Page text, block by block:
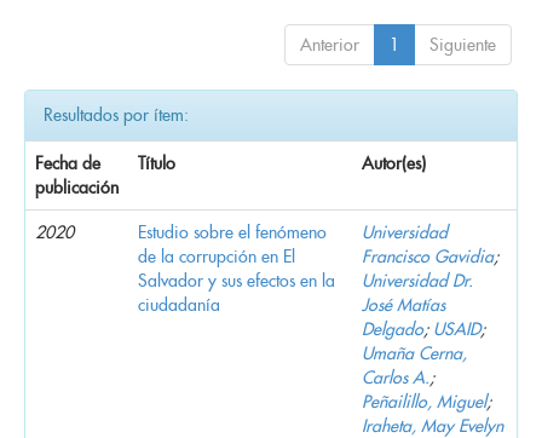
Anterior 1 Siguiente
Resultados por ítem:
Fecha de
publicación
Título Autor(es)
2020
Estudio sobre el fenómeno
de la corrupción en El
Salvador y sus efectos en la
ciudadanía
Universidad
Francisco Gavidia;
Universidad Dr.
José Matías
Delgado; USAID;
Umaña Cerna,
Carlos A.;
Peñailillo, Miguel;
Iraheta, May Evelyn